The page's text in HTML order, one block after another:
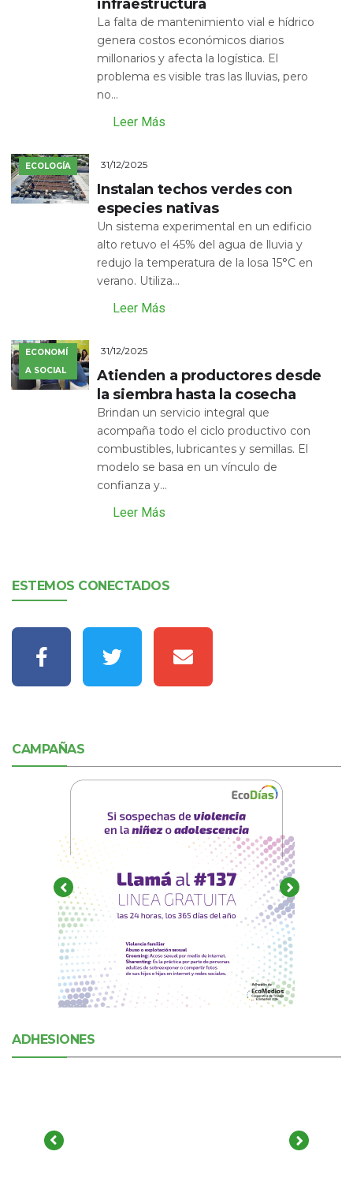
infraestructura
La falta de mantenimiento vial e hídrico
genera costos económicos diarios
millonarios y afecta la logística. El
problema es visible tras las lluvias, pero
no...
Leer Más
ECOLOGÍA 31/12/2025
Instalan techos verdes con
especies nativas
Un sistema experimental en un edificio
alto retuvo el 45% del agua de lluvia y
redujo la temperatura de la losa 15°C en
verano. Utiliza...
Leer Más
ECONOMÍ
A SOCIAL
31/12/2025
Atienden a productores desde
la siembra hasta la cosecha
Brindan un servicio integral que
acompaña todo el ciclo productivo con
combustibles, lubricantes y semillas. El
modelo se basa en un vínculo de
confianza y...
Leer Más
ESTEMOS CONECTADOS
CAMPAÑAS
ADHESIONES